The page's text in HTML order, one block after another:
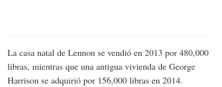
La casa natal de Lennon se vendió en 2013 por 480,000
libras, mientras que una antigua vivienda de George
Harrison se adquirió por 156,000 libras en 2014.